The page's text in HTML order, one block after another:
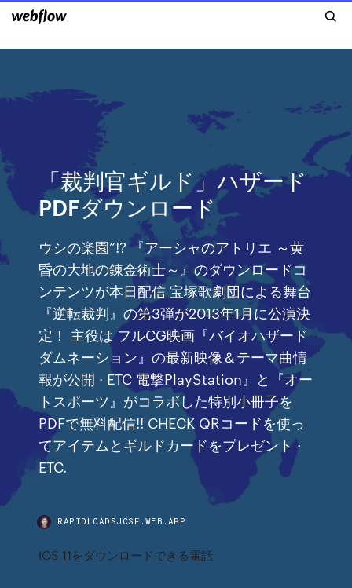
「裁判官ギルド」ハザード
PDFダウンロード
ウシの楽園”!? 『アーシャのアトリエ ～黄
昏の大地の錬金術士～』のダウンロードコ
ンテンツが本日配信 宝塚歌劇団による舞台
『逆転裁判』の第3弾が2013年1月に公演決
定！ 主役は フルCG映画『バイオハザード
ダムネーション』の最新映像＆テーマ曲情
報が公開 · ETC 電撃PlayStation』と『オー
トスポーツ』がコラボした特別小冊子を
PDFで無料配信!! CHECK QRコードを使っ
てアイテムとギルドカードをプレゼント ·
ETC.
RAPIDLOADSJCSF.WEB.APP
IOS 11をダウンロードできる電話